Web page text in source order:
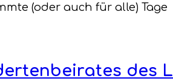
(oder auch für alle) Tage
des